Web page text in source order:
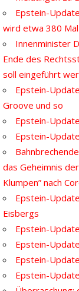
Epstein-
wird etwa 380 Mal
Innenminister
Ende des
soll eingeführt
Epstein-
Groove und so
Epstein-
Epstein-
das Geheimnis
Klumpen” nach
Epstein-
Eisbergs
Epstein-
Epstein-
Epstein-
Epstein-